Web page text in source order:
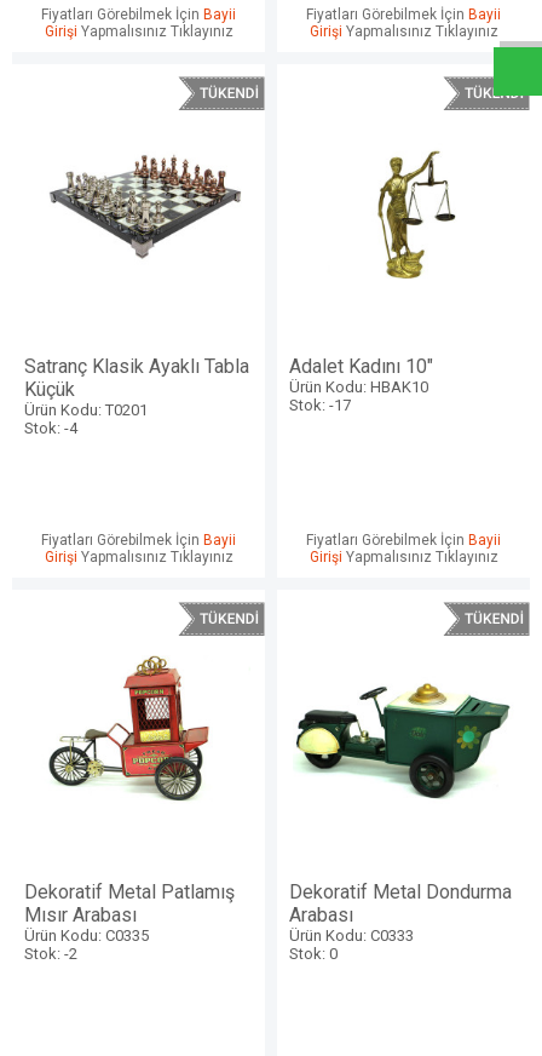
Fiyatları Görebilmek İçin Bayii
Girişi Yapmalısınız Tıklayınız
Fiyatları Görebilmek İçin Bayii
Girişi Yapmalısınız Tıklayınız
Satranç Klasik Ayaklı Tabla
Küçük
Ürün Kodu: T0201
Stok: -4
Fiyatları Görebilmek İçin Bayii
Girişi Yapmalısınız Tıklayınız
Adalet Kadını 10"
Ürün Kodu: HBAK10
Stok: -17
Fiyatları Görebilmek İçin Bayii
Girişi Yapmalısınız Tıklayınız
Dekoratif Metal Patlamış
Mısır Arabası
Ürün Kodu: C0335
Stok: -2
Dekoratif Metal Dondurma
Arabası
Ürün Kodu: C0333
Stok: 0